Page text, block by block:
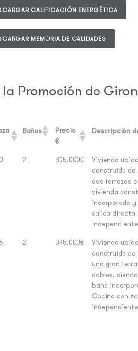
CALIFICACIÓN ENERGÉTICA
MEMORIA DE CALIDADES
Promoción de
Baños
Precio
€
Descripción
2 305.000€
Vivienda
construida de
dos terrazas
vivienda
incorporado
salida directa
2 395.000€
Vivienda
construida de
una gran
dobles,
baño
Cocina con